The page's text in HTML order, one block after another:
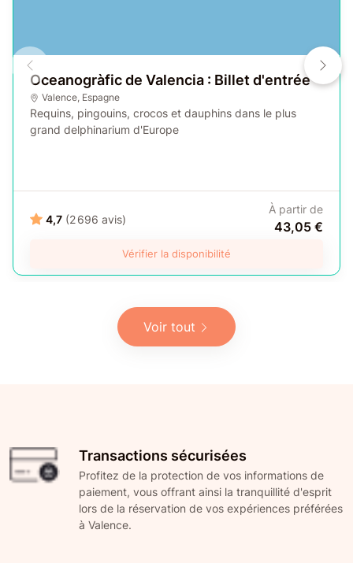
Oceanogràfic de Valencia : Billet d'entrée
Valence, Espagne
Requins, pingouins, crocos et dauphins dans le plus
grand delphinarium d'Europe
4,7 (2 696 avis)
À partir de
43,05 €
Vérifier la disponibilité
Voir tout
Transactions sécurisées
Profitez de la protection de vos informations de
paiement, vous offrant ainsi la tranquillité d'esprit
lors de la réservation de vos expériences préférées
à Valence.